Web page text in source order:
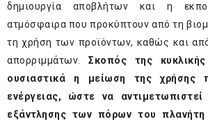
δημιουργία αποβλήτων και η
ατμόσφαιρα που προκύπτουν από τη
τη χρήση των προϊόντων, καθώς και
απορριμμάτων. Σκοπός της κυκλικής
ουσιαστικά η μείωση της χρήσης
ενέργειας, ώστε να
εξάντλησης των πόρων του